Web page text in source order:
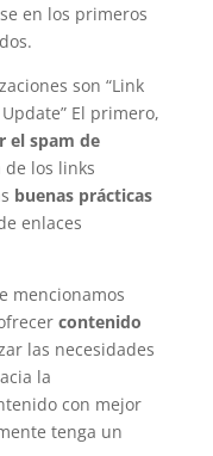
en los primeros
son “Link
El primero,
el spam de
los links
buenas prácticas
enlaces
mencionamos
contenido
las necesidades
la
con mejor
tenga un